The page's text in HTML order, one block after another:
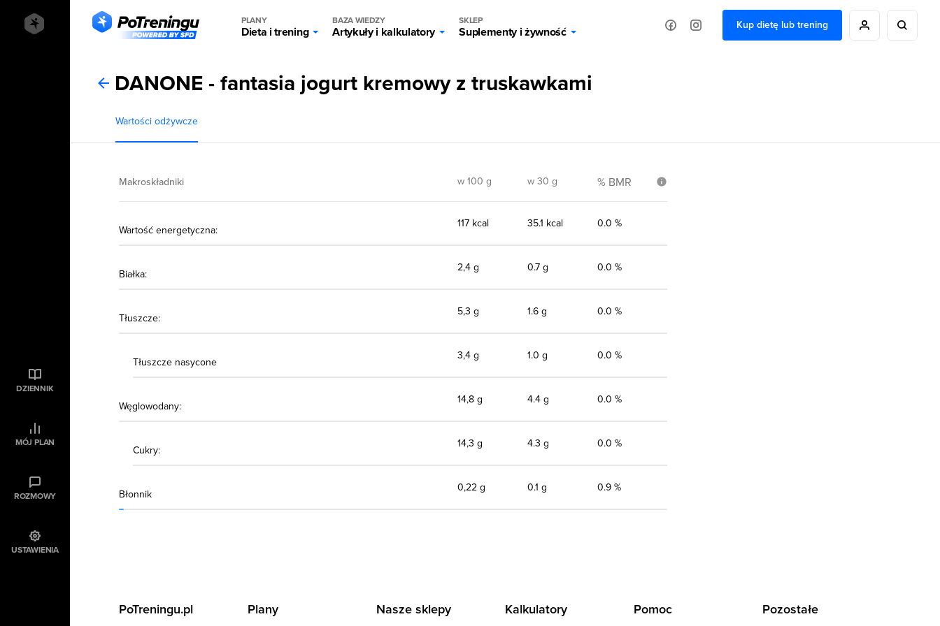
PLANY
Dieta i trening
BAZA WIEDZY
Artykuły i kalkulatory
SKLEP
Suplementy i żywność
Kup dietę lub trening
DZIENNIK
MÓJ PLAN
ROZMOWY
USTAWIENIA
DANONE - fantasia jogurt kremowy z truskawkami
Wartości odżywcze
Makroskładniki w 100 g w 30 g % BMR
Wartość energetyczna:
117 kcal 35.1 kcal 0.0 %
Białka:
2,4 g 0.7 g 0.0 %
Tłuszcze:
5,3 g 1.6 g 0.0 %
Tłuszcze nasycone
3,4 g 1.0 g 0.0 %
Węglowodany:
14,8 g 4.4 g 0.0 %
Cukry:
14,3 g 4.3 g 0.0 %
Błonnik
0,22 g 0.1 g 0.9 %
PoTreningu.pl Plany Nasze sklepy Kalkulatory Pomoc Pozostałe